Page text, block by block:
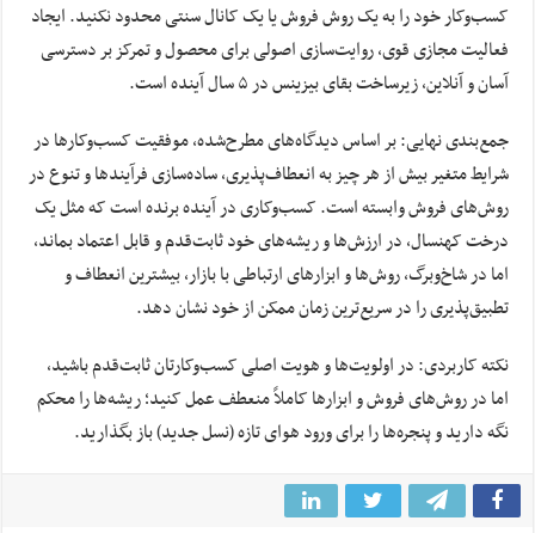
کسب‌وکار خود را به یک روش فروش یا یک کانال سنتی محدود نکنید. ایجاد
فعالیت مجازی قوی، روایت‌سازی اصولی برای محصول و تمرکز بر دسترسی
آسان و آنلاین، زیرساخت بقای بیزینس در ۵ سال آینده است.
جمع‌بندی نهایی: بر اساس دیدگاه‌های مطرح‌شده، موفقیت کسب‌وکارها در
شرایط متغیر بیش از هر چیز به انعطاف‌پذیری، ساده‌سازی فرآیندها و تنوع در
روش‌های فروش وابسته است. کسب‌وکاری در آینده برنده است که مثل یک
درخت کهنسال، در ارزش‌ها و ریشه‌های خود ثابت‌قدم و قابل اعتماد بماند،
اما در شاخ‌و‌برگ، روش‌ها و ابزارهای ارتباطی با بازار، بیشترین انعطاف و
تطبیق‌پذیری را در سریع‌ترین زمان ممکن از خود نشان دهد.
نکته کاربردی: در اولویت‌ها و هویت اصلی کسب‌وکارتان ثابت‌قدم باشید،
اما در روش‌های فروش و ابزارها کاملاً منعطف عمل کنید؛ ریشه‌ها را محکم
نگه دارید و پنجره‌ها را برای ورود هوای تازه (نسل جدید) باز بگذارید.